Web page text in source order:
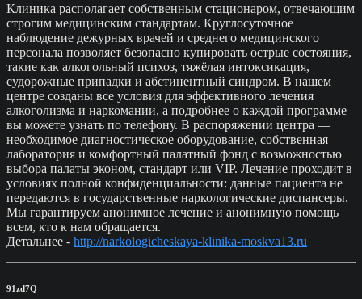
Клиника располагает собственным стационаром, отвечающим
строгим медицинским стандартам. Круглосуточное
наблюдение дежурных врачей и среднего медицинского
персонала позволяет безопасно купировать острые состояния,
такие как алкогольный психоз, тяжёлая интоксикация,
судорожные припадки и абстинентный синдром. В нашем
центре созданы все условия для эффективного лечения
алкоголизма и наркомании, а подробнее о каждой программе
вы можете узнать по телефону. В распоряжении центра —
необходимое диагностическое оборудование, собственная
лаборатория и комфортный палатный фонд с возможностью
выбора палаты эконом, стандарт или VIP. Лечение проходит в
условиях полной конфиденциальности: данные пациента не
передаются в государственные наркологические диспансеры.
Мы гарантируем анонимное лечение и анонимную помощь
всем, кто к нам обращается.
Детальнее - http://narkologicheskaya-klinika-moskva13.ru
91zd7Q